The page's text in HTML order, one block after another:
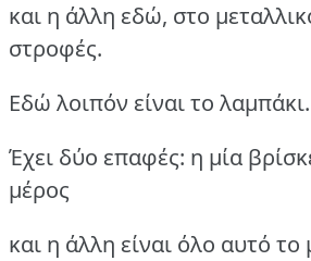
και η άλλη εδώ, στο
στροφές.
Εδώ λοιπόν είναι το λαμπάκι.
Έχει δύο επαφές: η μία
μέρος
και η άλλη είναι όλο αυτό